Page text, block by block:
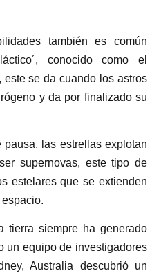
también es común
conocido como el
se da cuando los astros
y da por finalizado su
las estrellas explotan
supernovas, este tipo de
estelares que se extienden
siempre ha generado
un equipo de investigadores
Australia descubrió un